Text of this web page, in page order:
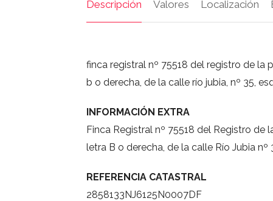
Descripción Valores Localización
finca registral nº 75518 del registro de la
b o derecha, de la calle río jubia, nº 35,
INFORMACIÓN EXTRA
Finca Registral nº 75518 del Registro de
letra B o derecha, de la calle Río Jubia
REFERENCIA CATASTRAL
2858133NJ6125N0007DF